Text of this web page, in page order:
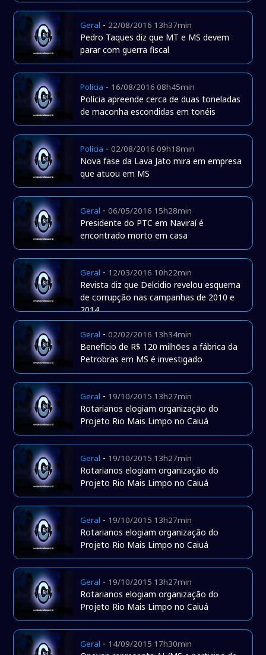
Geral - 22/08/2016 13h37min
Pedro Taques diz que MT e MS devem
parar com guerra fiscal
Polícia - 16/08/2016 08h45min
Polícia apreende cerca de duas toneladas
de maconha escondidas em tonéis
Polícia -02/08/2016 09h18min
Nova fase da Lava Jato mira em empresa
que atuou em MS
Geral -06/05/2016 15h28min
Presidente do PTC em Naviraí é
encontrado morto em casa
Geral - 12/03/2016 10h22min
Revista diz que Delcidio revelou esquema
de corrupção nas campanhas de 2010 e
2014
Geral -02/02/2016 13h34min
Benefício de R$ 120 milhões a fábrica da
Petrobras em MS é investigado
Geral - 19/10/2015 13h27min
Rotarianos elogiam organização do
Projeto Rio Mais Limpo no Caiuá
Geral - 19/10/2015 13h27min
Rotarianos elogiam organização do
Projeto Rio Mais Limpo no Caiuá
Geral - 19/10/2015 13h27min
Rotarianos elogiam organização do
Projeto Rio Mais Limpo no Caiuá
Geral - 19/10/2015 13h27min
Rotarianos elogiam organização do
Projeto Rio Mais Limpo no Caiuá
Geral - 14/09/2015 17h30min